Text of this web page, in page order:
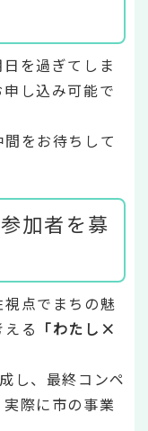
を過ぎてしま
し込み可能で
をお待ちして
加者を募
点でまちの魅
る 「わたし×
し、最終コンペ
際に市の事業